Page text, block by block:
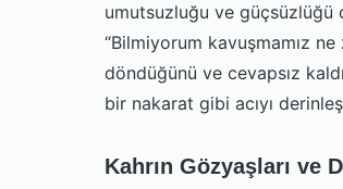
umutsuzluğu ve güçsüzlüğü
“Bilmiyorum kavuşmamız
döndüğünü ve cevapsız
bir nakarat gibi acıyı
Kahrın Gözyaşları ve